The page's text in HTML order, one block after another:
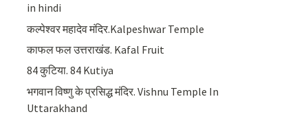
in hindi
कल्पेश्वर महादेव मंदिर.Kalpeshwar Temple
काफल फल उत्तराखंड. Kafal Fruit
84 कुटिया. 84 Kutiya
भगवान विष्णु के प्रसिद्ध मंदिर. Vishnu Temple In
Uttarakhand